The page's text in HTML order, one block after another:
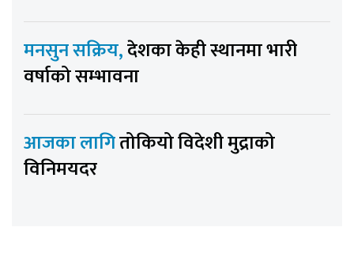
मनसुन सक्रिय,देशका केही स्थानमा भारी
वर्षाको सम्भावना
आजका लागितोकियो विदेशी मुद्राको
विनिमयदर